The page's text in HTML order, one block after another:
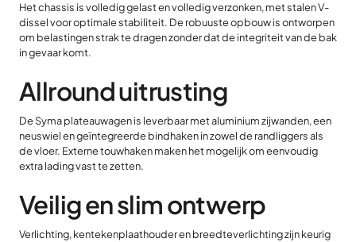
Het chassis is volledig gelast en volledig verzonken, met stalen V-
dissel voor optimale stabiliteit. De robuuste opbouw is ontworpen
om belastingen strak te dragen zonder dat de integriteit van de bak
in gevaar komt.
Allround uitrusting
De Syma plateauwagen is leverbaar met aluminium zijwanden, een
neuswiel en geïntegreerde bindhaken in zowel de randliggers als
de vloer. Externe touwhaken maken het mogelijk om eenvoudig
extra lading vast te zetten.
Veilig en slim ontwerp
Verlichting, kentekenplaathouder en breedteverlichting zijn keurig